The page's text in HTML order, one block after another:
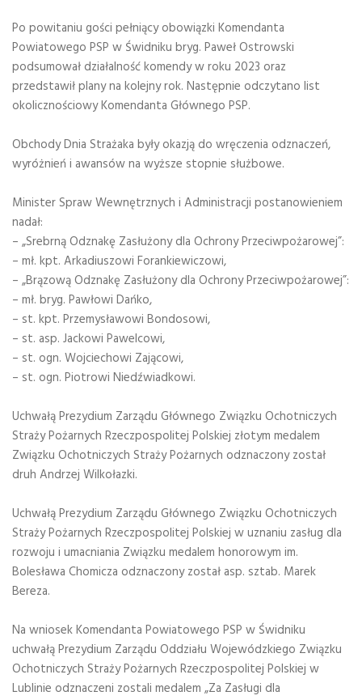
Po powitaniu gości pełniący obowiązki Komendanta
Powiatowego PSP w Świdniku bryg. Paweł Ostrowski
podsumował działalność komendy w roku 2023 oraz
przedstawił plany na kolejny rok. Następnie odczytano list
okolicznościowy Komendanta Głównego PSP.
Obchody Dnia Strażaka były okazją do wręczenia odznaczeń,
wyróżnień i awansów na wyższe stopnie służbowe.
Minister Spraw Wewnętrznych i Administracji postanowieniem
nadał:
– „Srebrną Odznakę Zasłużony dla Ochrony Przeciwpożarowej”:
– mł. kpt. Arkadiuszowi Forankiewiczowi,
– „Brązową Odznakę Zasłużony dla Ochrony Przeciwpożarowej”:
– mł. bryg. Pawłowi Dańko,
– st. kpt. Przemysławowi Bondosowi,
– st. asp. Jackowi Pawelcowi,
– st. ogn. Wojciechowi Zającowi,
– st. ogn. Piotrowi Niedźwiadkowi.
Uchwałą Prezydium Zarządu Głównego Związku Ochotniczych
Straży Pożarnych Rzeczpospolitej Polskiej złotym medalem
Związku Ochotniczych Straży Pożarnych odznaczony został
druh Andrzej Wilkołazki.
Uchwałą Prezydium Zarządu Głównego Związku Ochotniczych
Straży Pożarnych Rzeczpospolitej Polskiej w uznaniu zasług dla
rozwoju i umacniania Związku medalem honorowym im.
Bolesława Chomicza odznaczony został asp. sztab. Marek
Bereza.
Na wniosek Komendanta Powiatowego PSP w Świdniku
uchwałą Prezydium Zarządu Oddziału Wojewódzkiego Związku
Ochotniczych Straży Pożarnych Rzeczpospolitej Polskiej w
Lublinie odznaczeni zostali medalem „Za Zasługi dla